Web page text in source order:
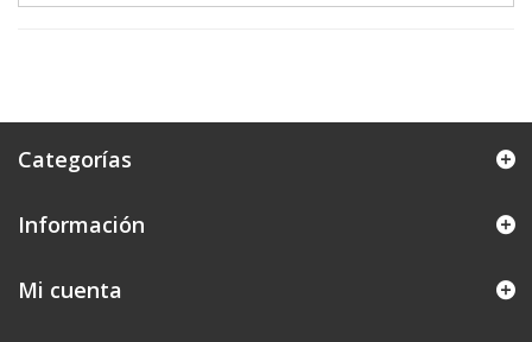
Categorías
Información
Mi cuenta